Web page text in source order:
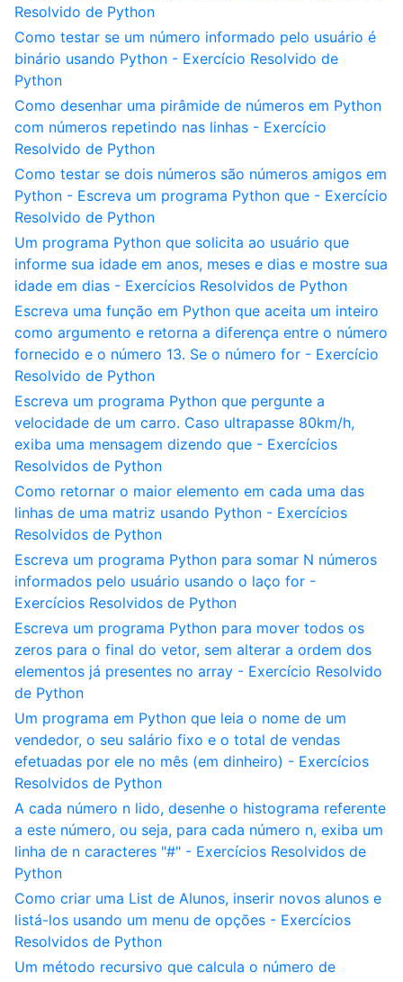
Resolvido de Python
Como testar se um número informado pelo usuário é
binário usando Python - Exercício Resolvido de
Python
Como desenhar uma pirâmide de números em Python
com números repetindo nas linhas - Exercício
Resolvido de Python
Como testar se dois números são números amigos em
Python - Escreva um programa Python que - Exercício
Resolvido de Python
Um programa Python que solicita ao usuário que
informe sua idade em anos, meses e dias e mostre sua
idade em dias - Exercícios Resolvidos de Python
Escreva uma função em Python que aceita um inteiro
como argumento e retorna a diferença entre o número
fornecido e o número 13. Se o número for - Exercício
Resolvido de Python
Escreva um programa Python que pergunte a
velocidade de um carro. Caso ultrapasse 80km/h,
exiba uma mensagem dizendo que - Exercícios
Resolvidos de Python
Como retornar o maior elemento em cada uma das
linhas de uma matriz usando Python - Exercícios
Resolvidos de Python
Escreva um programa Python para somar N números
informados pelo usuário usando o laço for -
Exercícios Resolvidos de Python
Escreva um programa Python para mover todos os
zeros para o final do vetor, sem alterar a ordem dos
elementos já presentes no array - Exercício Resolvido
de Python
Um programa em Python que leia o nome de um
vendedor, o seu salário fixo e o total de vendas
efetuadas por ele no mês (em dinheiro) - Exercícios
Resolvidos de Python
A cada número n lido, desenhe o histograma referente
a este número, ou seja, para cada número n, exiba um
linha de n caracteres "#" - Exercícios Resolvidos de
Python
Como criar uma List de Alunos, inserir novos alunos e
listá-los usando um menu de opções - Exercícios
Resolvidos de Python
Um método recursivo que calcula o número de